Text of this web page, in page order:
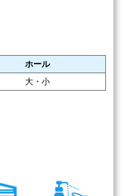
ホール
大・小